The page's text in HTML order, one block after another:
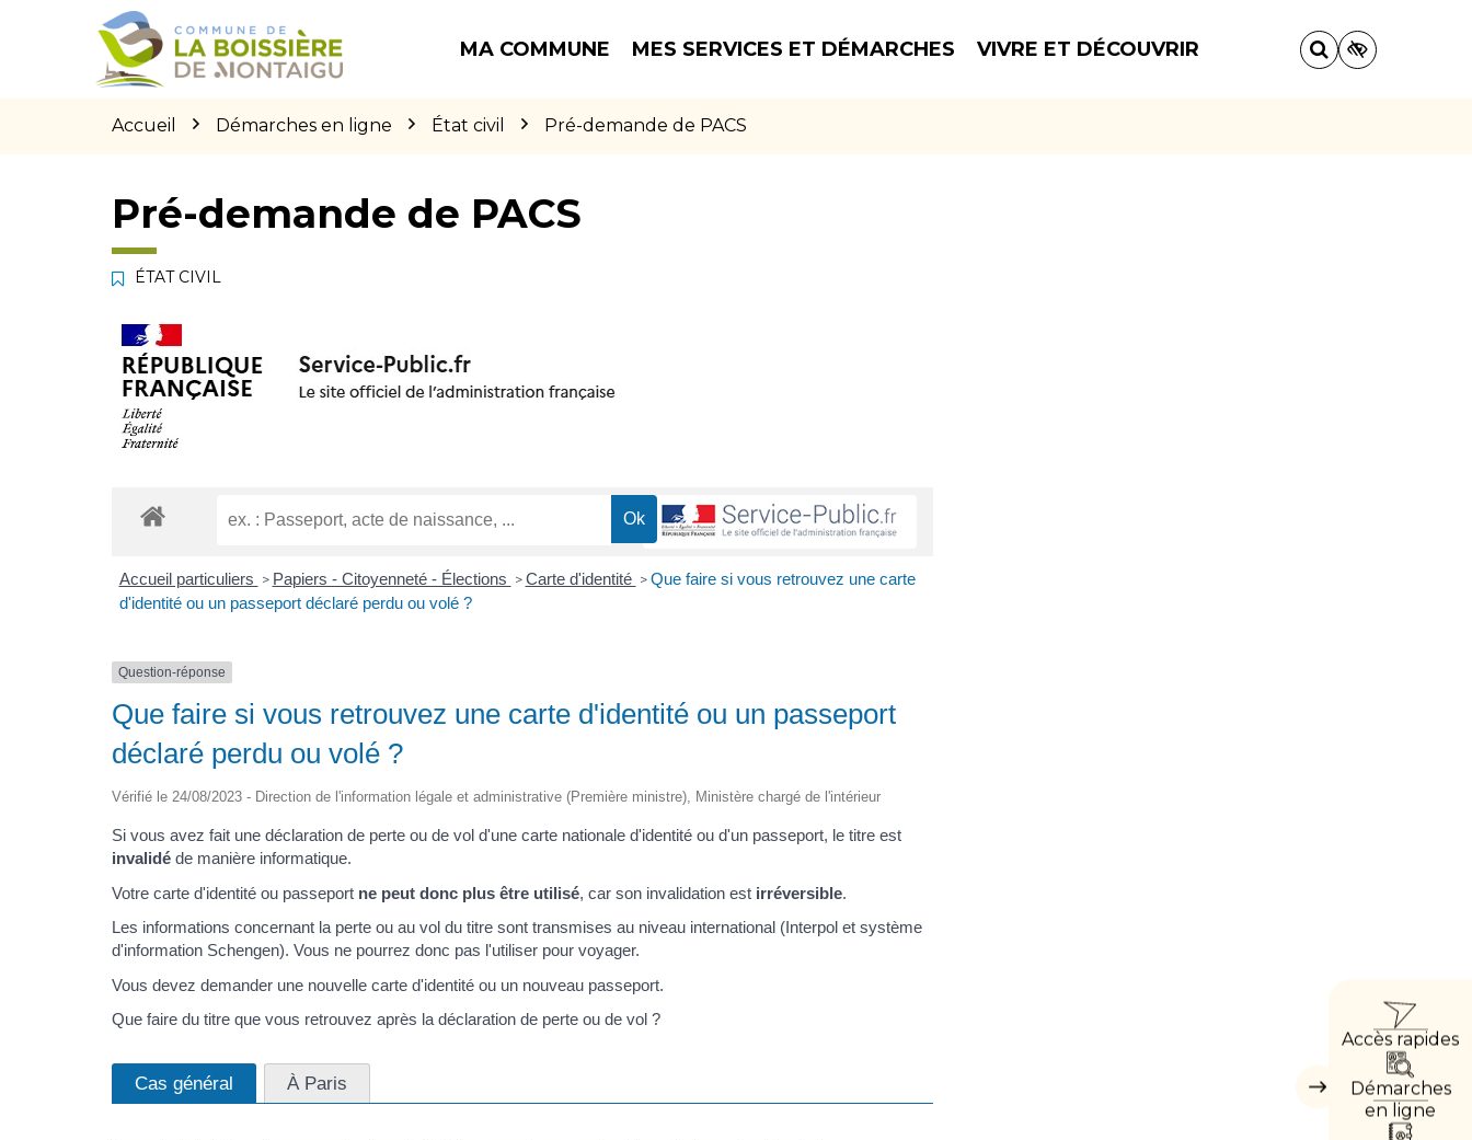
Gestion des traceurs
MA COMMUNE MES SERVICES ET DÉMARCHES VIVRE ET DÉCOUVRIR
Accueil Démarches en ligne État civil Pré-demande de PACS
Masquer
Accès rapides
Démarches
en ligne
Pré-demande de PACS
ÉTAT CIVIL
Accueil particuliers > Papiers - Citoyenneté - Élections > Carte d'identité > Que faire si vous retrouvez une carte
d'identité ou un passeport déclaré perdu ou volé ?
Question-réponse
Que faire si vous retrouvez une carte d'identité ou un passeport
déclaré perdu ou volé ?
Vérifié le 24/08/2023 - Direction de l'information légale et administrative (Première ministre), Ministère chargé de l'intérieur
Si vous avez fait une déclaration de perte ou de vol d'une carte nationale d'identité ou d'un passeport, le titre est
invalidé de manière informatique.
Votre carte d'identité ou passeport ne peut donc plus être utilisé, car son invalidation est irréversible.
Les informations concernant la perte ou au vol du titre sont transmises au niveau international (Interpol et système
d'information Schengen). Vous ne pourrez donc pas l'utiliser pour voyager.
Vous devez demander une nouvelle carte d'identité ou un nouveau passeport.
Que faire du titre que vous retrouvez après la déclaration de perte ou de vol ?
Cas général À Paris